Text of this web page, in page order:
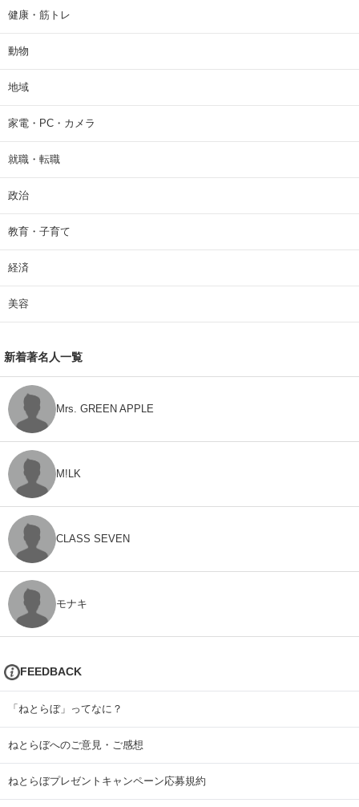
健康・筋トレ
動物
地域
家電・PC・カメラ
就職・転職
政治
教育・子育て
経済
美容
新着著名人一覧
Mrs. GREEN APPLE
M!LK
CLASS SEVEN
モナキ
FEEDBACK
「ねとらぼ」ってなに？
ねとらぼへのご意見・ご感想
ねとらぼプレゼントキャンペーン応募規約